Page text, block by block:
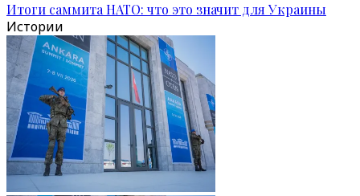
Итоги саммита НАТО: что это значит для Украины
Истории